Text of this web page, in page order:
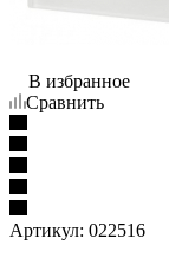
В избранное
Сравнить
Артикул: 022516